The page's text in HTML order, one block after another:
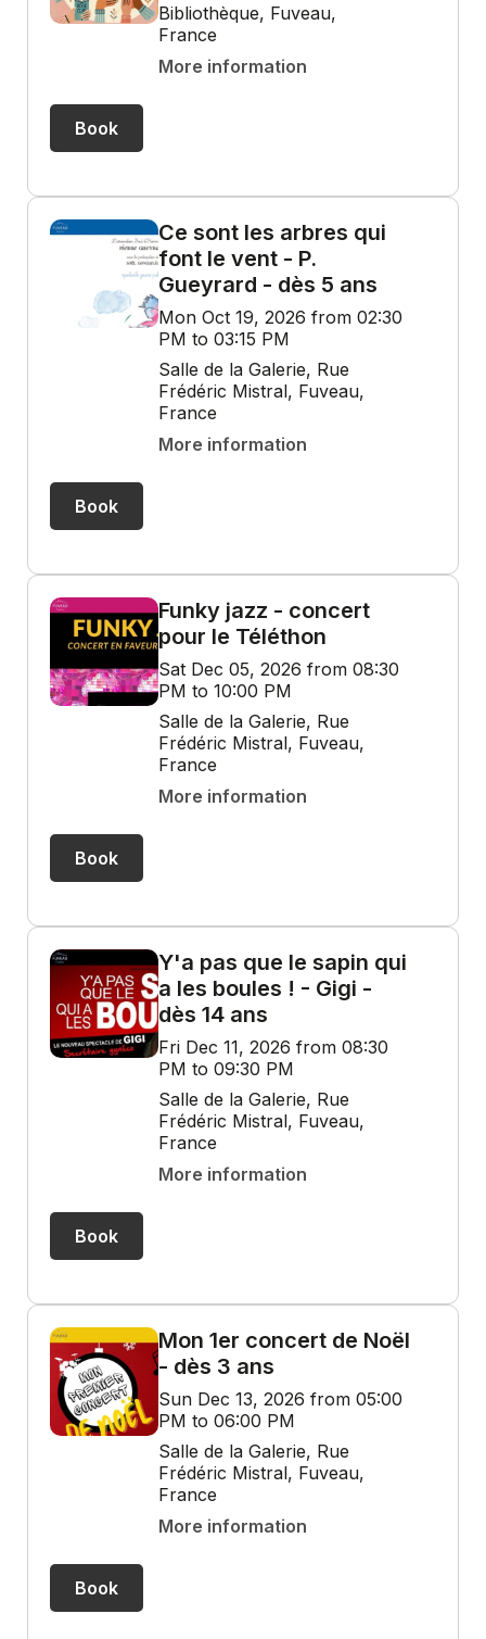
Bibliothèque, Fuveau,
France
More information
Book
Ce sont les arbres qui
font le vent - P.
Gueyrard - dès 5 ans
Mon Oct 19, 2026 from 02:30
PM to 03:15 PM
Salle de la Galerie, Rue
Frédéric Mistral, Fuveau,
France
More information
Book
Funky jazz - concert
pour le Téléthon
Sat Dec 05, 2026 from 08:30
PM to 10:00 PM
Salle de la Galerie, Rue
Frédéric Mistral, Fuveau,
France
More information
Book
Y'a pas que le sapin qui
a les boules ! - Gigi -
dès 14 ans
Fri Dec 11, 2026 from 08:30
PM to 09:30 PM
Salle de la Galerie, Rue
Frédéric Mistral, Fuveau,
France
More information
Book
Mon 1er concert de Noël
- dès 3 ans
Sun Dec 13, 2026 from 05:00
PM to 06:00 PM
Salle de la Galerie, Rue
Frédéric Mistral, Fuveau,
France
More information
Book